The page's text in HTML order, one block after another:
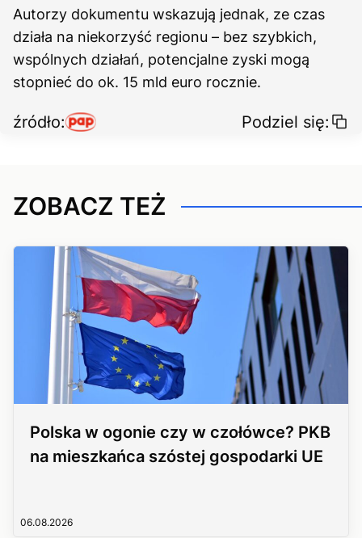
Autorzy dokumentu wskazują jednak, ze czas
działa na niekorzyść regionu – bez szybkich,
wspólnych działań, potencjalne zyski mogą
stopnieć do ok. 15 mld euro rocznie.
źródło: Podziel się:
ZOBACZ TEŻ
Polska w ogonie czy w czołówce? PKB
na mieszkańca szóstej gospodarki UE
06.08.2026